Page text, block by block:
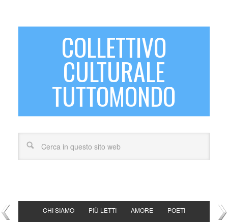
COLLETTIVO
CULTURALE
TUTTOMONDO
CHI SIAMO PIÙ LETTI AMORE POETI